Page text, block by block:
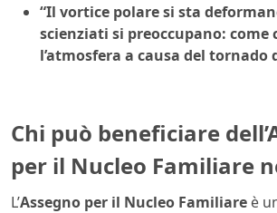
“Il vortice polare si sta
scienziati si preoccupano: come
l’atmosfera a causa del tornado
Chi può beneficiare
per il Nucleo Familiare
L’Assegno per il Nucleo Familiare è